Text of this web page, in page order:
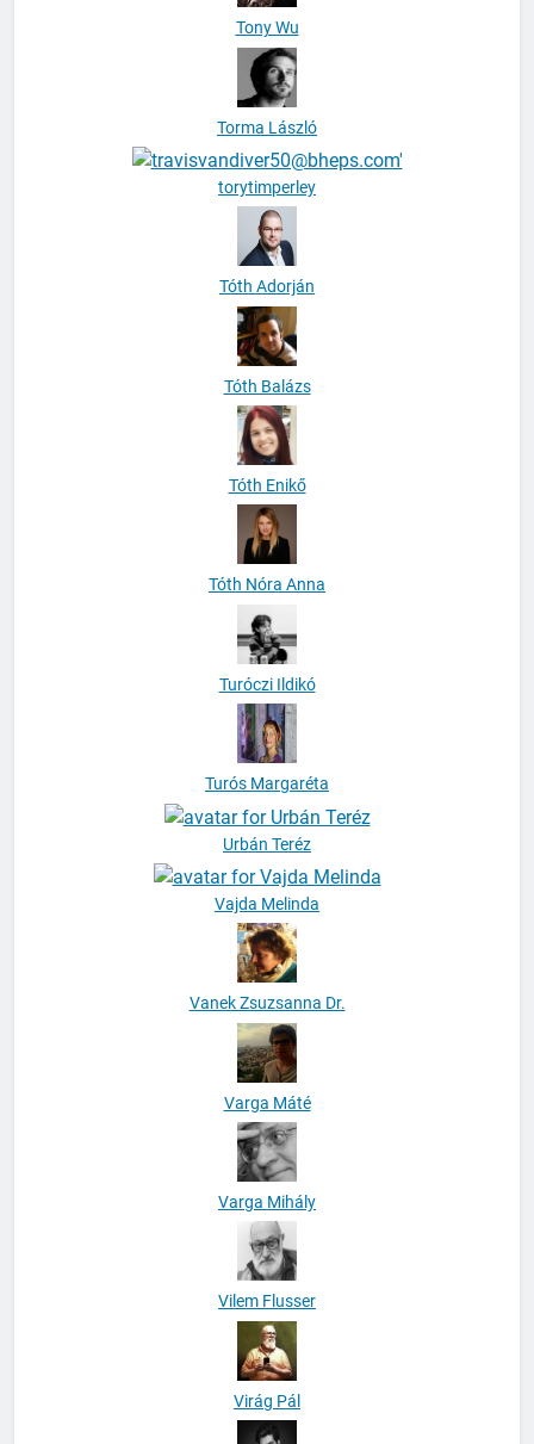
Torma László
Tóth Adorján
Tóth Balázs
Tóth Enikő
Tóth Nóra Anna
Turóczi Ildikó
Turós Margaréta
Vanek Zsuzsanna Dr.
Varga Máté
Varga Mihály
Vilem Flusser
Virág Pál